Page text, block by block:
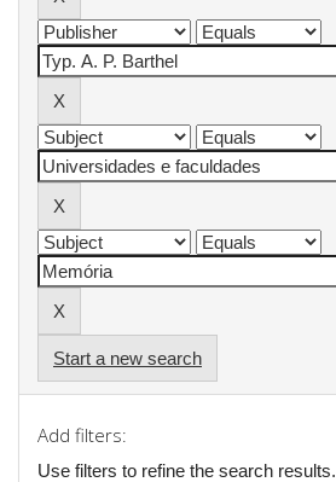
Start a new search
Add filters:
Use filters to refine the search results.